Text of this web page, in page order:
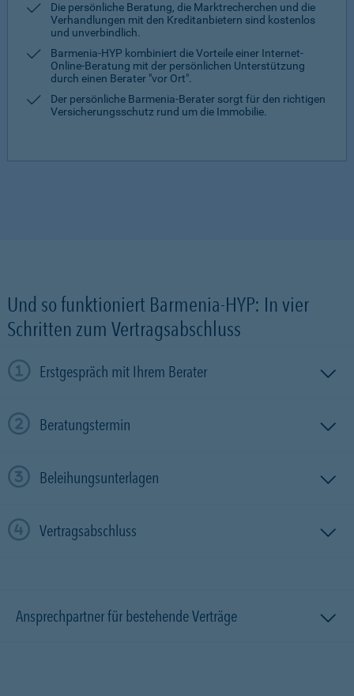
Die persönliche Beratung, die Marktrecherchen und die
Verhandlungen mit den Kreditanbietern sind kostenlos
und unverbindlich.
Barmenia-HYP kombiniert die Vorteile einer Internet-
Online-Beratung mit der persönlichen Unterstützung
durch einen Berater "vor Ort".
Der persönliche Barmenia-Berater sorgt für den richtigen
Versicherungsschutz rund um die Immobilie.
Und so funktioniert Barmenia-HYP: In vier
Schritten zum Vertragsabschluss
Erstgespräch mit Ihrem Berater
Beratungstermin
Beleihungsunterlagen
Vertragsabschluss
Ansprechpartner für bestehende Verträge